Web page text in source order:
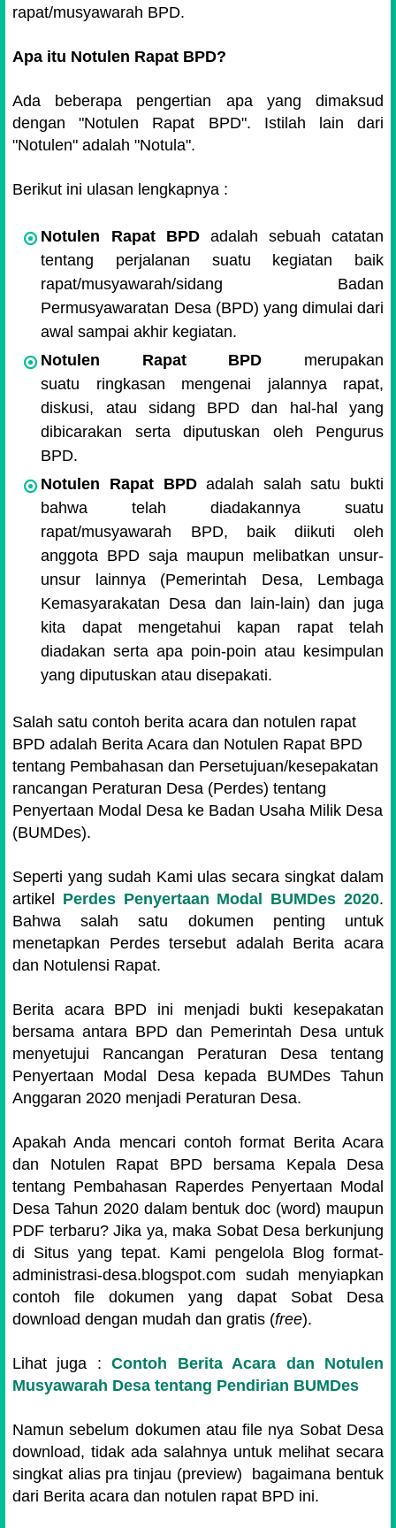
rapat/musyawarah BPD.
Apa itu Notulen Rapat BPD?
Ada beberapa pengertian apa yang dimaksud
dengan "Notulen Rapat BPD". Istilah lain dari
"Notulen" adalah "Notula".
Berikut ini ulasan lengkapnya :
Notulen Rapat BPDadalah sebuah catatan
tentang perjalanan suatu kegiatan baik
rapat/musyawarah/sidang Badan
Permusyawaratan Desa (BPD) yang dimulai dari
awal sampai akhir kegiatan.
Notulen Rapat BPD merupakan
suatu ringkasan mengenai jalannya rapat,
diskusi, atau sidang BPD dan hal-hal yang
dibicarakan serta diputuskan oleh Pengurus
BPD.
Notulen Rapat BPDadalah salah satu bukti
bahwa telah diadakannya suatu
rapat/musyawarah BPD, baik diikuti oleh
anggota BPD saja maupun melibatkan unsur-
unsur lainnya (Pemerintah Desa, Lembaga
Kemasyarakatan Desa dan lain-lain) dan juga
kita dapat mengetahui kapan rapat telah
diadakan serta apa poin-poin atau kesimpulan
yang diputuskan atau disepakati.
Salah satu contoh berita acara dan notulen rapat
BPD adalah Berita Acara dan Notulen Rapat BPD
tentang Pembahasan dan Persetujuan/kesepakatan
rancangan Peraturan Desa (Perdes) tentang
Penyertaan Modal Desa ke Badan Usaha Milik Desa
(BUMDes).
Seperti yang sudah Kami ulas secara singkat dalam
artikel Perdes Penyertaan Modal BUMDes 2020.
Bahwa salah satu dokumen penting untuk
menetapkan Perdes tersebut adalah Berita acara
dan Notulensi Rapat.
Berita acara BPD ini menjadi bukti kesepakatan
bersama antara BPD dan Pemerintah Desa untuk
menyetujui Rancangan Peraturan Desa tentang
Penyertaan Modal Desa kepada BUMDes Tahun
Anggaran 2020 menjadi Peraturan Desa.
Apakah Anda mencari contoh format Berita Acara
dan Notulen Rapat BPD bersama Kepala Desa
tentang Pembahasan Raperdes Penyertaan Modal
Desa Tahun 2020 dalam bentuk doc (word) maupun
PDF terbaru? Jika ya, maka Sobat Desa berkunjung
di Situs yang tepat. Kami pengelola Blog format-
administrasi-desa.blogspot.com sudah menyiapkan
contoh file dokumen yang dapat Sobat Desa
download dengan mudah dan gratis (free).
Lihat juga :Contoh Berita Acara dan Notulen
Musyawarah Desa tentang Pendirian BUMDes
Namun sebelum dokumen atau file nya Sobat Desa
download, tidak ada salahnya untuk melihat secara
singkat alias pra tinjau (preview) bagaimana bentuk
dari Berita acara dan notulen rapat BPD ini.